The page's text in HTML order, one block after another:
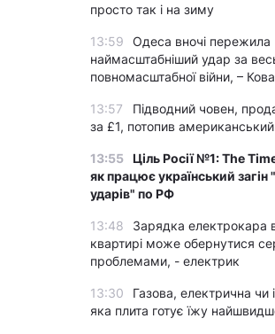
просто так і на зиму
13:59
Одеса вночі пережила
наймасштабніший удар за
повномасштабної війни, –
13:57
Підводний човен,
за £1, потопив
13:55 Ціль Росії №1: The
як працює український загін
ударів" по РФ
13:48
Зарядка електрокара
квартирі може обернутися
проблемами, - електрик
13:30
Газова, електрична чи
яка плита готує їжу